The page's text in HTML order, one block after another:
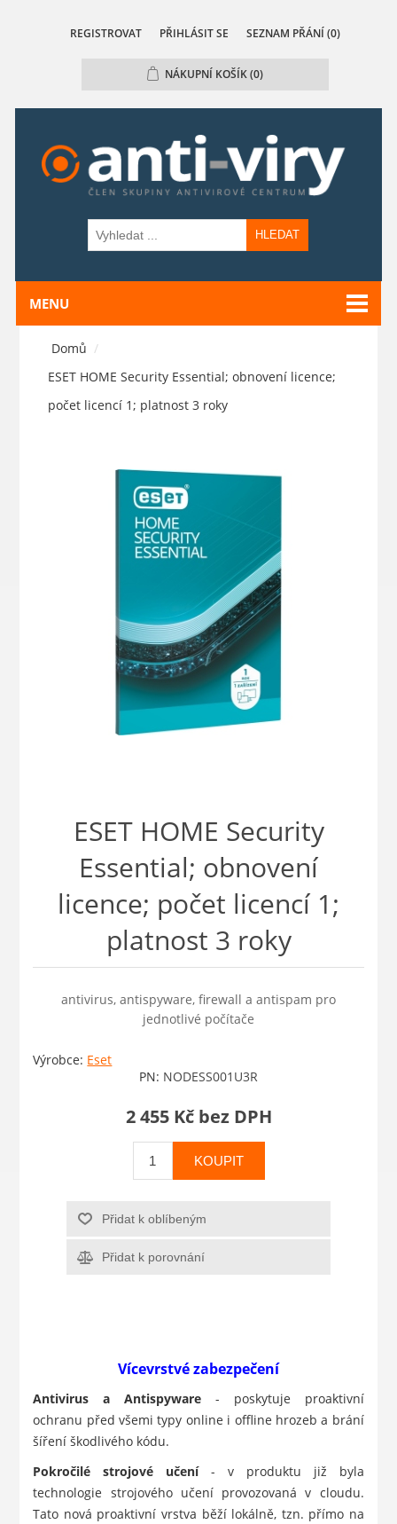
REGISTROVAT PŘIHLÁSIT SE SEZNAM PŘÁNÍ (0)
NÁKUPNÍ KOŠÍK(0)
HLEDAT
MENU
Domů /
ESET HOME Security Essential; obnovení licence;
počet licencí 1; platnost 3 roky
ESET HOME Security
Essential; obnovení
licence; počet licencí 1;
platnost 3 roky
antivirus, antispyware, firewall a antispam pro
jednotlivé počítače
Výrobce: Eset
PN: NODESS001U3R
2 455 Kč bez DPH
KOUPIT
Přidat k oblíbeným
Přidat k porovnání
Vícevrstvé zabezpečení
Antivirus a Antispyware - poskytuje proaktivní
ochranu před všemi typy online i offline hrozeb a brání
šíření škodlivého kódu.
Pokročilé strojové učení- v produktu již byla
technologie strojového učení provozovaná v cloudu.
Tato nová proaktivní vrstva běží lokálně, tzn. přímo na